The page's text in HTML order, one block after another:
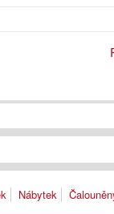
Nábytek